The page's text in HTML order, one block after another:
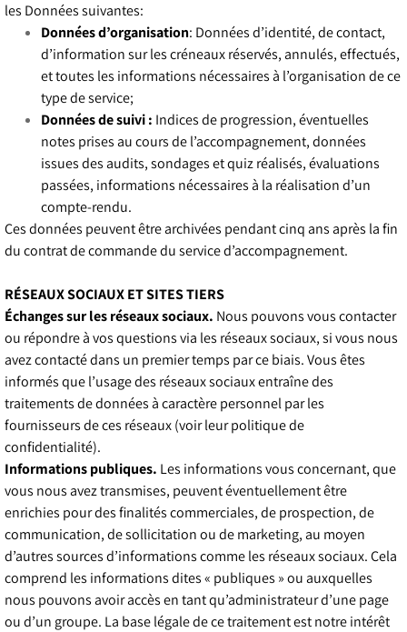
les Données suivantes:
Données d’organisation: Données d’identité, de contact,
d’information sur les créneaux réservés, annulés, effectués,
et toutes les informations nécessaires à l’organisation de ce
type de service;
Données de suivi : Indices de progression, éventuelles
notes prises au cours de l’accompagnement, données
issues des audits, sondages et quiz réalisés, évaluations
passées, informations nécessaires à la réalisation d’un
compte-rendu.
Ces données peuvent être archivées pendant cinq ans après la fin
du contrat de commande du service d’accompagnement.
RÉSEAUX SOCIAUX ET SITES TIERS
Échanges sur les réseaux sociaux. Nous pouvons vous contacter
ou répondre à vos questions via les réseaux sociaux, si vous nous
avez contacté dans un premier temps par ce biais. Vous êtes
informés que l’usage des réseaux sociaux entraîne des
traitements de données à caractère personnel par les
fournisseurs de ces réseaux (voir leur politique de
confidentialité).
Informations publiques. Les informations vous concernant, que
vous nous avez transmises, peuvent éventuellement être
enrichies pour des finalités commerciales, de prospection, de
communication, de sollicitation ou de marketing, au moyen
d’autres sources d’informations comme les réseaux sociaux. Cela
comprend les informations dites « publiques » ou auxquelles
nous pouvons avoir accès en tant qu’administrateur d’une page
ou d’un groupe. La base légale de ce traitement est notre intérêt